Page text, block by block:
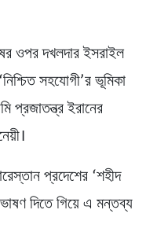
ওপর দখলদার ইসরাইল
সহযোগী’র ভূমিকা
প্রজাতন্ত্র ইরানের
প্রদেশের ‘শহীদ
দিতে গিয়ে এ মন্তব্য